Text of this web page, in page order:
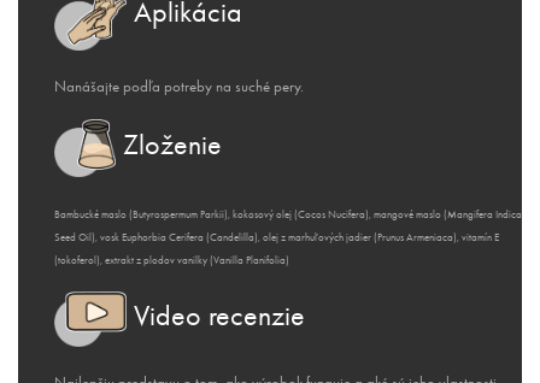
Aplikácia
Nanášajte podľa potreby na suché pery.
Zloženie
Bambucké maslo (Butyrospermum Parkii), kokosový olej (Cocos Nucifera), mangové maslo (Mangifera Indica
Seed Oil), vosk Euphorbia Cerifera (Candelilla), olej z marhuľových jadier (Prunus Armeniaca), vitamín E
(tokoferol), extrakt z plodov vanilky (Vanilla Planifolia)
Video recenzie